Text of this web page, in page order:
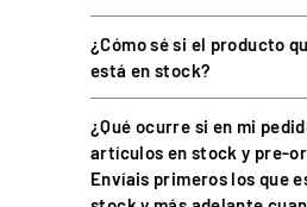
Categoría
¿Cómo sé si el producto
está en stock?
¿Qué ocurre si en mi
artículos en stock y pre-
Envíais primeros los que